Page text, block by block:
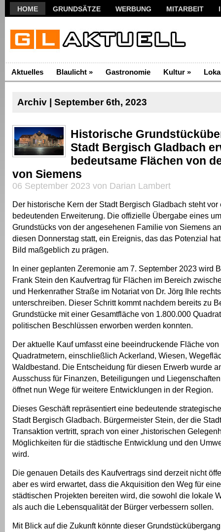
HOME GRUNDSÄTZE WERBUNG MITARBEIT
Aktuelles Blaulicht » Gastronomie Kultur »
Archiv | September 6th, 2023
Historische
Stadt Bergisch Gladbach
bedeutsame Flächen von
von Siemens
06 September 2023 von Darian Lambert
Der historische Kern der Stadt Bergisch Gladbach steht vor
bedeutenden Erweiterung. Die offizielle Übergabe eines
Grundstücks von der angesehenen Familie von Siemens
diesen Donnerstag statt, ein Ereignis, das das Potenzial
Bild maßgeblich zu prägen.
In einer geplanten Zeremonie am 7. September 2023 wird
Frank Stein den Kaufvertrag für Flächen im Bereich
und Herkenrather Straße im Notariat von Dr. Jörg Ihle
unterschreiben. Dieser Schritt kommt nachdem bereits zu
Grundstücke mit einer Gesamtfläche von 1.800.000
politischen Beschlüssen erworben werden konnten.
Der aktuelle Kauf umfasst eine beeindruckende Fläche
Quadratmetern, einschließlich Ackerland, Wiesen,
Waldbestand. Die Entscheidung für diesen Erwerb wurde
Ausschuss für Finanzen, Beteiligungen und
öffnet nun Wege für weitere Entwicklungen in der Region.
Dieses Geschäft repräsentiert eine bedeutende
Stadt Bergisch Gladbach. Bürgermeister Stein, der die
Transaktion vertritt, sprach von einer „historischen
Möglichkeiten für die städtische Entwicklung und den
wird.
Die genauen Details des Kaufvertrags sind derzeit nicht
aber es wird erwartet, dass die Akquisition den Weg für
städtischen Projekten bereiten wird, die sowohl die lokale
als auch die Lebensqualität der Bürger verbessern sollen.
Mit Blick auf die Zukunft könnte dieser